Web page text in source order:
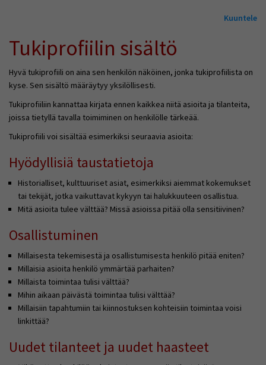
Kuuntele
Tukiprofiilin sisältö
Hyvä tukiprofiili on aina sen henkilön näköinen, jonka tukiprofiilista on
kyse. Sen sisältö määräytyy yksilöllisesti.
Tukiprofiiliin kannattaa kirjata ennen kaikkea niitä asioita ja tilanteita,
joissa tietyllä tavalla toimiminen on henkilölle tärkeää.
Tukiprofiili voi sisältää esimerkiksi seuraavia asioita:
Hyödyllisiä taustatietoja
Historialliset, kulttuuriset asiat, esimerkiksi aiemmat kokemukset
tai tekijät, jotka vaikuttavat kykyyn tai halukkuuteen osallistua.
Mitä asioita tulee välttää? Missä asioissa pitää olla sensitiivinen?
Osallistuminen
Millaisesta tekemisestä ja osallistumisesta henkilö pitää eniten?
Millaisia asioita henkilö ymmärtää parhaiten?
Millaista toimintaa tulisi välttää?
Mihin aikaan päivästä toimintaa tulisi välttää?
Millaisiin tapahtumiin tai kiinnostuksen kohteisiin toimintaa voisi
linkittää?
Uudet tilanteet ja uudet haasteet